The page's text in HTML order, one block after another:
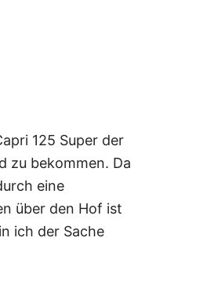
125 Super der
zu bekommen. Da
eine
über den Hof ist
ich der Sache